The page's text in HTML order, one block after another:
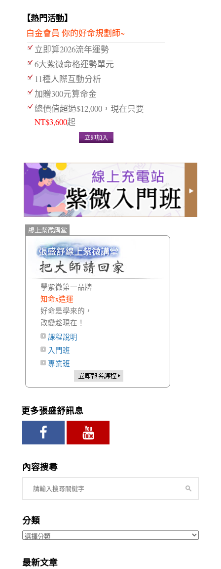
【熱門活動】
白金會員 你的好命規劃師~
立即算2026流年運勢
6大紫微命格運勢單元
11種人際互動分析
加贈300元算命金
總價值超過$12,000，現在只要
NT$3,600起
立即加入
學紫微第一品牌
知命x造運
好命是學來的，
改變趁現在！
課程說明
入門班
專業班
更多張盛舒訊息
內容搜尋
分類
分
最新文章